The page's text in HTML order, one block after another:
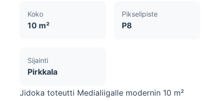
Koko
10 m²
Pikselipiste
P8
Sijainti
Pirkkala
Jidoka toteutti Medialiigalle modernin 10 m²